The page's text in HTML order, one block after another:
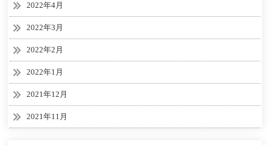
2022年4月
2022年3月
2022年2月
2022年1月
2021年12月
2021年11月